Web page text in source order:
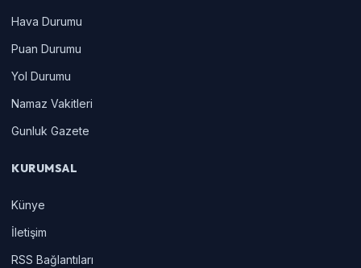
Hava Durumu
Puan Durumu
Yol Durumu
Namaz Vakitleri
Gunluk Gazete
KURUMSAL
Künye
İletişim
RSS Bağlantıları